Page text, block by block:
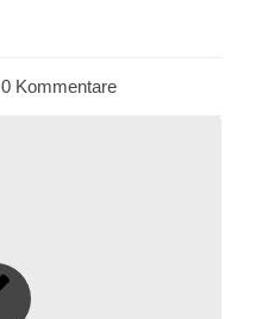
0 Kommentare